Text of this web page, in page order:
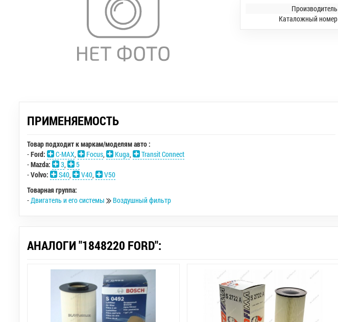
Производитель
Каталожный номер
ПРИМЕНЯЕМОСТЬ
Товар подходит к маркам/моделям авто :
-Ford: C-MAX, Focus, Kuga,
Transit Connect
-Mazda: 3,
5
-Volvo: S40, V40,
V50
Товарная группа:
-Двигатель и его системы Воздушный фильтр
АНАЛОГИ "1848220 FORD":